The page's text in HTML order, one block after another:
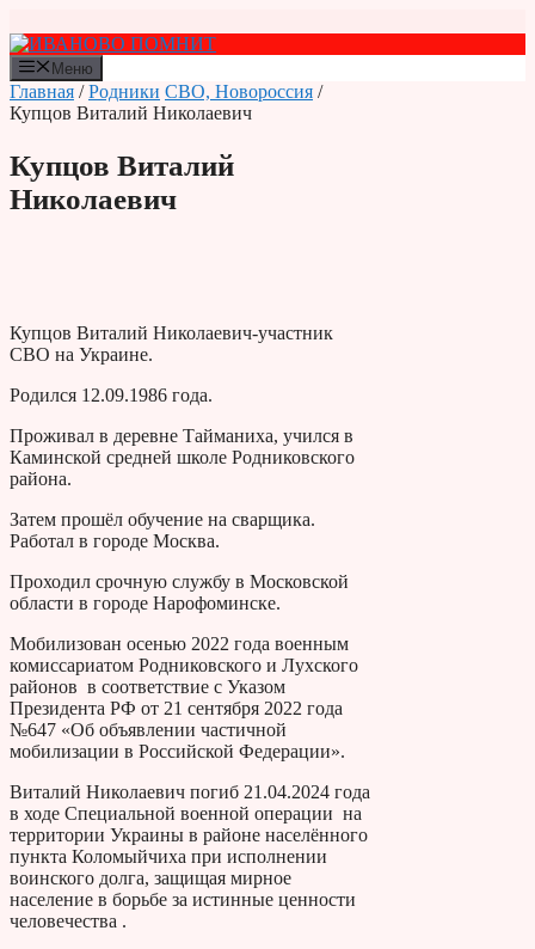
к
содержимому
Меню
Главная /Родники СВО, Новороссия /
Купцов Виталий Николаевич
Купцов Виталий
Николаевич
Купцов Виталий Николаевич-участник
СВО на Украине.
Родился 12.09.1986 года.
Проживал в деревне Тайманиха, учился в
Каминской средней школе Родниковского
района.
Затем прошёл обучение на сварщика.
Работал в городе Москва.
Проходил срочную службу в Московской
области в городе Нарофоминске.
Мобилизован осенью 2022 года военным
комиссариатом Родниковского и Лухского
районов в соответствие с Указом
Президента РФ от 21 сентября 2022 года
№647 «Об объявлении частичной
мобилизации в Российской Федерации».
Виталий Николаевич погиб 21.04.2024 года
в ходе Специальной военной операции на
территории Украины в районе населённого
пункта Коломыйчиха при исполнении
воинского долга, защищая мирное
население в борьбе за истинные ценности
человечества .